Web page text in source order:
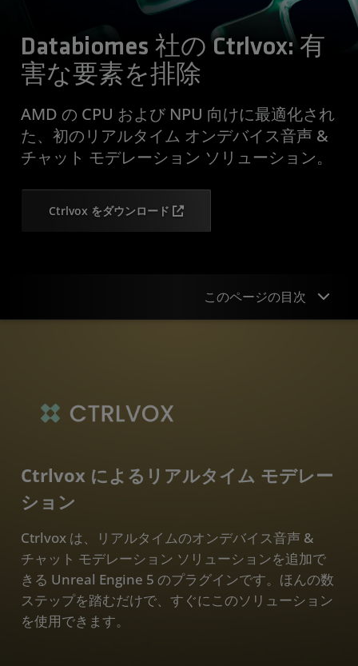
Databiomes 社の Ctrlvox: 有
害な要素を排除
AMD の CPU および NPU 向けに最適化され
た、初のリアルタイム オンデバイス音声 &
チャット モデレーション ソリューション。
Ctrlvox をダウンロード
このページの目次
Ctrlvox によるリアルタイム モデレー
ション
Ctrlvox は、リアルタイムのオンデバイス音声 &
チャット モデレーション ソリューションを追加で
きる Unreal Engine 5 のプラグインです。ほんの数
ステップを踏むだけで、すぐにこのソリューション
を使用できます。